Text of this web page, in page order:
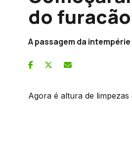
do
A passagem da
Agora é altura de